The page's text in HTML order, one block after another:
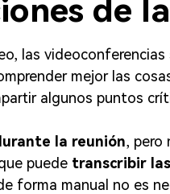
de
las
mejor las
algunos puntos
la reunión, pero
puede transcribir
forma manual no es